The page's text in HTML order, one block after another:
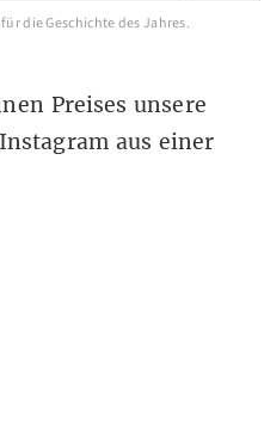
die Geschichte des Jahres.
Preises unsere
aus einer